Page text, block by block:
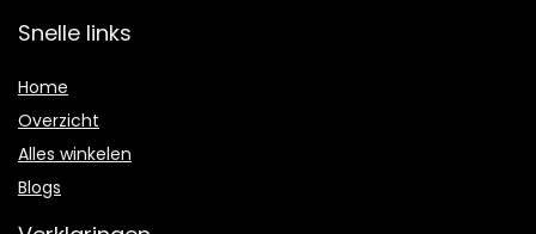
Snelle links
Home
Overzicht
Alles winkelen
Blogs